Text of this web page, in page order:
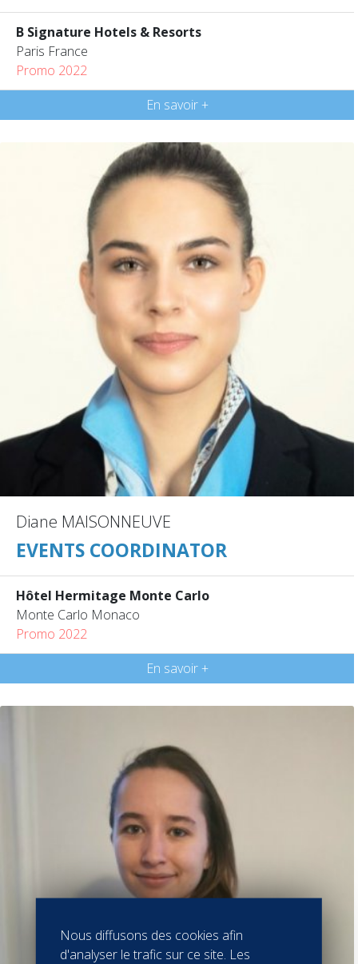
B Signature Hotels & Resorts
Paris France
Promo 2022
En savoir +
Diane MAISONNEUVE
EVENTS COORDINATOR
Hôtel Hermitage Monte Carlo
Monte Carlo Monaco
Promo 2022
En savoir +
Nous diffusons des cookies afin
d'analyser le trafic sur ce site. Les